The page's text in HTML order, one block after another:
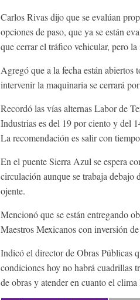
Carlos Rivas dijo que se evalúan
opciones de paso, que ya se están
que cerrar el tráfico vehicular, pero la
Agregó que a la fecha están
intervenir la maquinaria se cerrará
Recordó las vías alternas Labor de
Industrias es del 19 por ciento y del
La recomendación es salir con
En el puente Sierra Azul se espera
circulación aunque se trabaja debajo
ojente.
Mencionó que se están entregando
Maestros Mexicanos con inversión
Indicó el director de Obras Públicas
condiciones hoy no habrá cuadrillas
de obras y atender en cuanto el